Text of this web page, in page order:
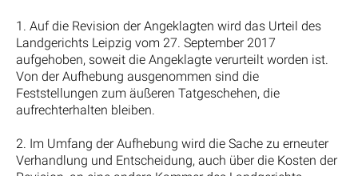
1. Auf die Revision der Angeklagten wird das Urteil des
Landgerichts Leipzig vom 27. September 2017
aufgehoben, soweit die Angeklagte verurteilt worden ist.
Von der Aufhebung ausgenommen sind die
Feststellungen zum äußeren Tatgeschehen, die
aufrechterhalten bleiben.
2. Im Umfang der Aufhebung wird die Sache zu erneuter
Verhandlung und Entscheidung, auch über die Kosten der